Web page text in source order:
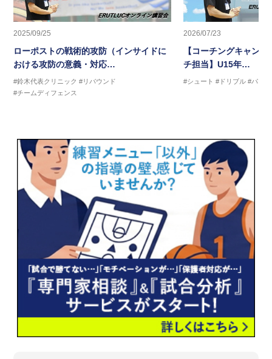
2025/09/25
ローポストの戦術的攻防（インサイドに
おける攻防の意義・対応…
#鈴木代表クリニック #リバウンド
#チームディフェンス
2026/07/23
【コーチングキャン
チ担当】U15年…
#シュート #ドリブル #パス